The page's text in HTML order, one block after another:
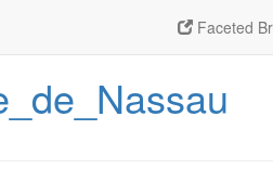
Faceted